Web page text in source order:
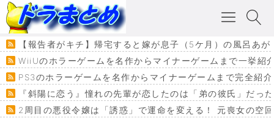
【報告者がキチ】帰宅すると嫁が息子（5ケ月）の風呂あ
WiiUのホラーゲームを名作からマイナーゲームまで一挙紹
PS3のホラーゲームを名作からマイナーゲームまで完全紹
『斜陽に恋う』憧れの先輩が恋したのは「弟の彼氏」だっ
2周目の悪役令嬢は「誘惑」で運命を変える！ 元喪女の空